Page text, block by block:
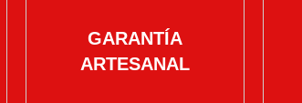
GARANTÍA
ARTESANAL